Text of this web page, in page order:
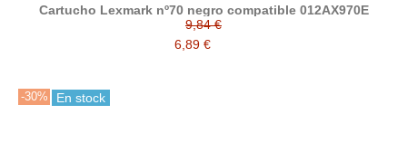
Cartucho Lexmark nº70 negro compatible 012AX970E
9,84 €
6,89 €
-30% En stock